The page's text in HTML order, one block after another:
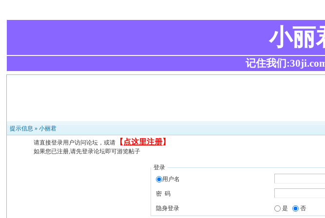
小丽
记住我们
提示信息 »小丽君
请直接登录用户访问论坛，或请 【 点这里注册】
如果您已注册,请先登录论坛即可游览帖子
登录
用户名
密 码
隐身登录 是 否